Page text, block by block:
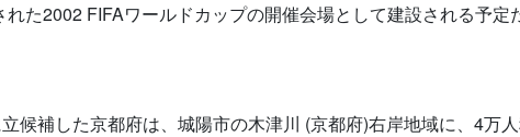
れた2002 FIFAワールドカップの開催会場として建設される予
候補した京都府は、城陽市の木津川 (京都府)右岸地域に、4万